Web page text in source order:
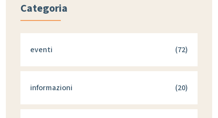
Categoria
eventi (72)
informazioni (20)